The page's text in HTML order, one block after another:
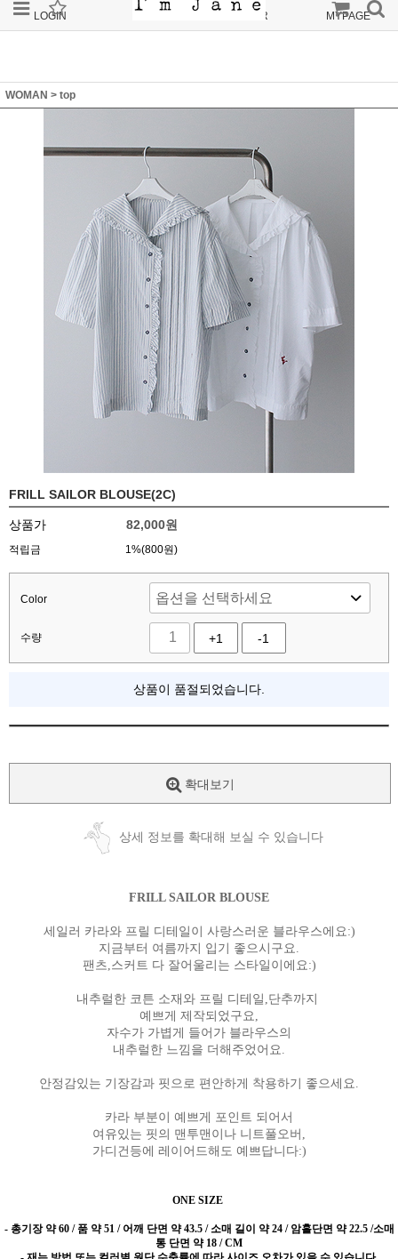
LOGIN ORDER MYPAGE
WOMAN > top
FRILL SAILOR BLOUSE(2C)
상품가 82,000원
적립금 1%(800원)
Color
수량 +1 -1
상품이 품절되었습니다.
확대보기
상세 정보를 확대해 보실 수 있습니다
FRILL SAILOR BLOUSE
세일러 카라와 프릴 디테일이 사랑스러운 블라우스에요:)
지금부터 여름까지 입기 좋으시구요.
팬츠,스커트 다 잘어울리는 스타일이에요:)
내추럴한 코튼 소재와 프릴 디테일,단추까지
예쁘게 제작되었구요,
자수가 가볍게 들어가 블라우스의
내추럴한 느낌을 더해주었어요.
안정감있는 기장감과 핏으로 편안하게 착용하기 좋으세요.
카라 부분이 예쁘게 포인트 되어서
여유있는 핏의 맨투맨이나 니트풀오버,
가디건등에 레이어드해도 예쁘답니다:)
ONE SIZE
- 총기장 약 60 / 품 약 51 / 어깨 단면 약 43.5 / 소매 길이 약 24 / 암홀단면 약 22.5 /소매
통 단면 약 18 / CM